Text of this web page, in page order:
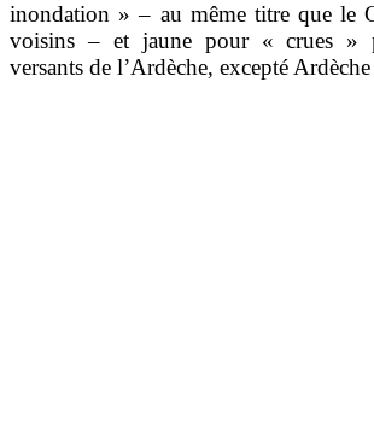
inondation » – au même titre que le
voisins – et jaune pour « crues »
versants de l’Ardèche, excepté